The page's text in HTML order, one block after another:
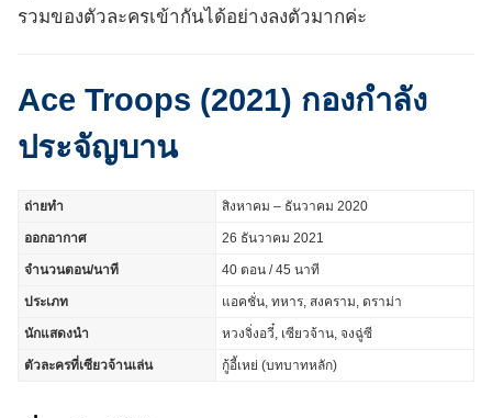
รวมของตัวละครเข้ากันได้อย่างลงตัวมากค่ะ
Ace Troops (2021) กองกำลัง
ประจัญบาน
ถ่ายทำ สิงหาคม – ธันวาคม 2020
ออกอากาศ 26 ธันวาคม 2021
จำนวนตอน/นาที 40 ตอน / 45 นาที
ประเภท แอคชั่น, ทหาร, สงคราม, ดราม่า
นักแสดงนำ หวงจิ่งอวี๋, เซียวจ้าน, จงฉู่ซี
ตัวละครที่เซียวจ้านเล่น กู้อี้เหย่ (บทบาทหลัก)